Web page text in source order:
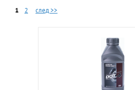
1 2 след >>